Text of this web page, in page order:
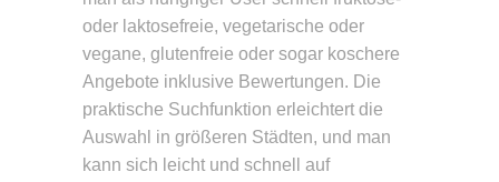
oder laktosefreie, vegetarische oder
vegane, glutenfreie oder sogar koschere
Angebote inklusive Bewertungen. Die
praktische Suchfunktion erleichtert die
Auswahl in größeren Städten, und man
kann sich leicht und schnell auf